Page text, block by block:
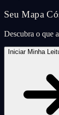
Seu Mapa
Descubra o que
Iniciar Minha